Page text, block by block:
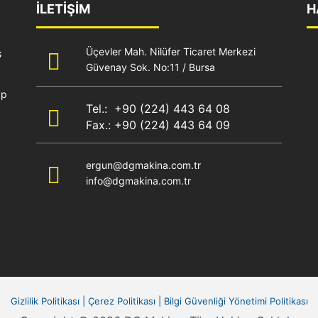
İLETİŞİM
Üçevler Mah. Nilüfer Ticaret Merkezi
Güvenay Sok. No:11 / Bursa
Tel.: +90 (224) 443 64 08
Fax.: +90 (224) 443 64 09
ergun@dgmakina.com.tr
info@dgmakina.com.tr
Gizlilik Politikası Çerez Politikası Bilgi Güvenliği Yönetimi Politikası